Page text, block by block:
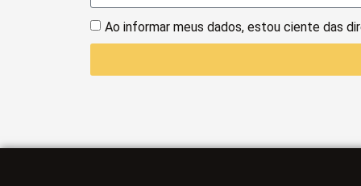
Ao informar meus dados, estou ciente das